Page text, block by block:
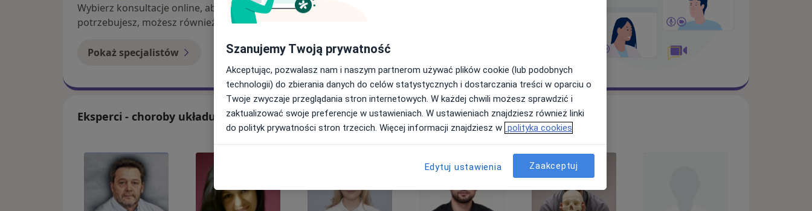
Wybierz konsultacje online, aby rozpocząć lub kontynuować leczenie bez wychodzenia z domu. Jeśli
potrzebujesz, możesz również umówić wizytę w gabinecie.
Pokaż specjalistów Jak to działa?
Eksperci - choroby układu ruchu
Szanujemy Twoją prywatność
Akceptując, pozwalasz nam i naszym partnerom używać plików cookie (lub podobnych
technologii) do zbierania danych do celów statystycznych i dostarczania treści w oparciu o
Twoje zwyczaje przeglądania stron internetowych. W każdej chwili możesz sprawdzić i
zaktualizować swoje preferencje w ustawieniach. W ustawieniach znajdziesz również linki
do polityk prywatności stron trzecich. Więcej informacji znajdziesz w polityka cookies
Edytuj ustawienia Zaakceptuj